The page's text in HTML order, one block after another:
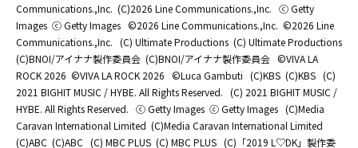
Communications.,Inc. (C)2026 Line Communications.,Inc. ⓒ Getty
Images ⓒ Getty Images ©2026 Line Communications.,Inc. ©2026 Line
Communications.,Inc. (C) Ultimate Productions (C) Ultimate Productions
(C)BNOI/アイナナ製作委員会 (C)BNOI/アイナナ製作委員会 ©️VIVA LA
ROCK 2026 ©️VIVA LA ROCK 2026 ©Luca Gambuti (C)KBS (C)KBS (C)
2021 BIGHIT MUSIC / HYBE. All Rights Reserved. (C) 2021 BIGHIT MUSIC /
HYBE. All Rights Reserved. ⓒ Getty Images ⓒ Getty Images (C)Media
Caravan International Limited (C)Media Caravan International Limited
(C)ABC (C)ABC (C) MBC PLUS (C) MBC PLUS (C)「2019 L♡DK」製作委